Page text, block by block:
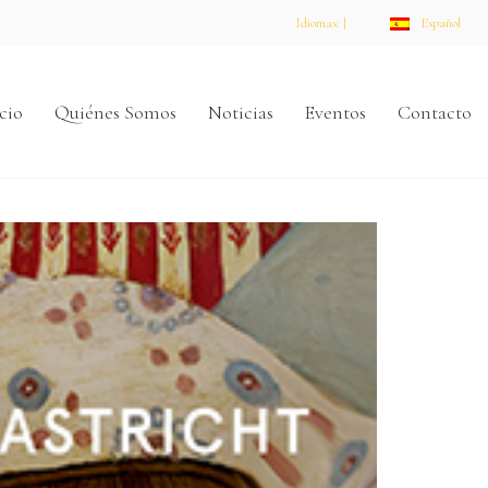
Idiomas: | Español
Quiénes Somos Noticias Eventos Contacto